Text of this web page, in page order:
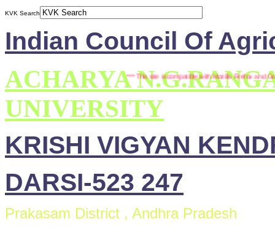
KVK Search
Indian Council Of
ACHARYA
UNIVERSITY
KRISHI VIGYAN
DARSI-523 247
Prakasam District , Andhra Pradesh
*** This site is compatible with Mozilla Firefox and